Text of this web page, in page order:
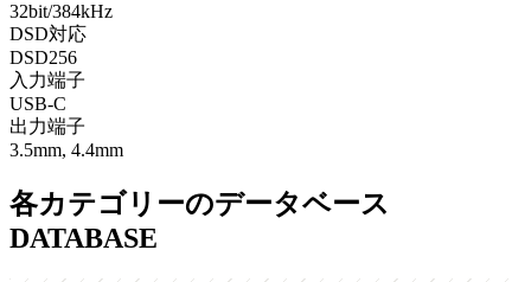
32bit/384kHz
DSD対応
DSD256
入力端子
USB-C
出力端子
3.5mm, 4.4mm
各カテゴリーのデータベース
DATABASE